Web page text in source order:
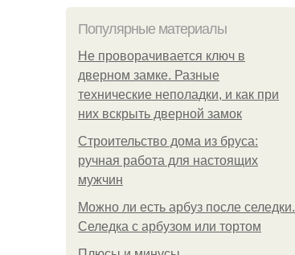
Популярные материалы
Не проворачивается ключ в
дверном замке. Разные
технические неполадки, и как при
них вскрыть дверной замок
Строительство дома из бруса:
ручная работа для настоящих
мужчин
Можно ли есть арбуз после селедки.
Селедка с арбузом или тортом